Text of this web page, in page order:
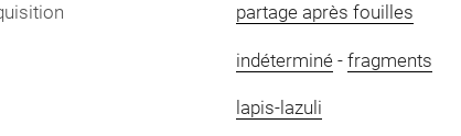
partage après fouilles
indéterminé- fragments
lapis-lazuli